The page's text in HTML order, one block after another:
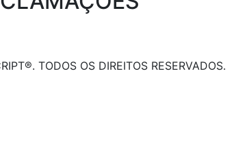
TODOS OS DIREITOS RESERVADOS.